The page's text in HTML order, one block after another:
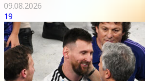
09.08.2026
19